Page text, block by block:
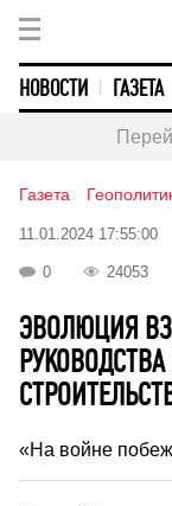
НОВОСТИ ГАЗЕТА
Газета
11.01.2024 17:55:00
0 24053
ЭВОЛЮЦИЯ
«На войне